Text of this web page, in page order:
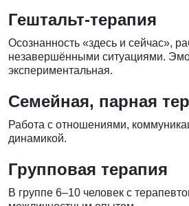
Гештальт-терапия
Осознанность «здесь и сейчас»,
незавершёнными ситуациями.
экспериментальная.
Семейная, парная
Работа с отношениями,
динамикой.
Групповая терапия
В группе 6–10 человек с